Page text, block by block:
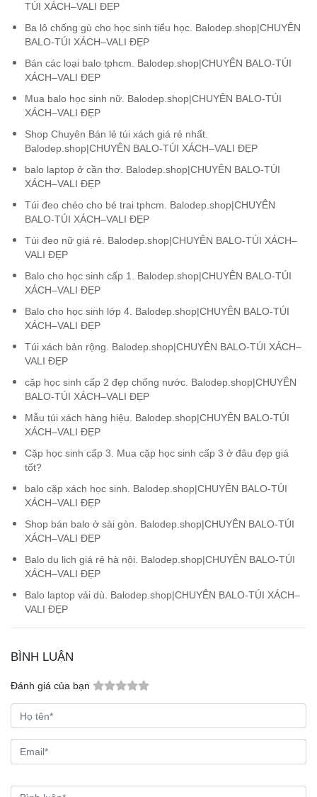
TÚI XÁCH–VALI ĐẸP
Ba lô chống gù cho học sinh tiểu học. Balodep.shop|CHUYÊN
BALO-TÚI XÁCH–VALI ĐẸP
Bán các loại balo tphcm. Balodep.shop|CHUYÊN BALO-TÚI
XÁCH–VALI ĐẸP
Mua balo học sinh nữ. Balodep.shop|CHUYÊN BALO-TÚI
XÁCH–VALI ĐẸP
Shop Chuyên Bán lẻ túi xách giá rẻ nhất.
Balodep.shop|CHUYÊN BALO-TÚI XÁCH–VALI ĐẸP
balo laptop ở cần thơ. Balodep.shop|CHUYÊN BALO-TÚI
XÁCH–VALI ĐẸP
Túi đeo chéo cho bé trai tphcm. Balodep.shop|CHUYÊN
BALO-TÚI XÁCH–VALI ĐẸP
Túi đeo nữ giá rẻ. Balodep.shop|CHUYÊN BALO-TÚI XÁCH–
VALI ĐẸP
Balo cho học sinh cấp 1. Balodep.shop|CHUYÊN BALO-TÚI
XÁCH–VALI ĐẸP
Balo cho học sinh lớp 4. Balodep.shop|CHUYÊN BALO-TÚI
XÁCH–VALI ĐẸP
Túi xách bản rộng. Balodep.shop|CHUYÊN BALO-TÚI XÁCH–
VALI ĐẸP
cặp học sinh cấp 2 đẹp chống nước. Balodep.shop|CHUYÊN
BALO-TÚI XÁCH–VALI ĐẸP
Mẫu túi xách hàng hiệu. Balodep.shop|CHUYÊN BALO-TÚI
XÁCH–VALI ĐẸP
Cặp học sinh cấp 3. Mua cặp học sinh cấp 3 ở đâu đẹp giá
tốt?
balo cặp xách học sinh. Balodep.shop|CHUYÊN BALO-TÚI
XÁCH–VALI ĐẸP
Shop bán balo ở sài gòn. Balodep.shop|CHUYÊN BALO-TÚI
XÁCH–VALI ĐẸP
Balo du lich giá rẻ hà nội. Balodep.shop|CHUYÊN BALO-TÚI
XÁCH–VALI ĐẸP
Balo laptop vải dù. Balodep.shop|CHUYÊN BALO-TÚI XÁCH–
VALI ĐẸP
BÌNH LUẬN
Đánh giá của bạn